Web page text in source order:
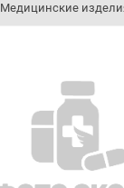
Медицинские